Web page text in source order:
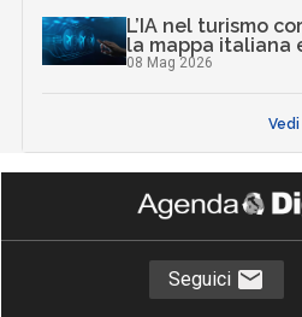
L’IA nel turismo
la mappa italiana
08 Mag 2026
Seguici